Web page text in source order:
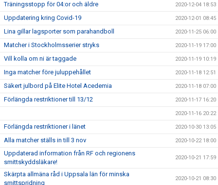
Träningsstopp för 04:or och äldre 2020-12-04 18:53
Uppdatering kring Covid-19 2020-12-01 08:45
Lina gillar lagsporter som parahandboll 2020-11-25 06:00
Matcher i Stockholmsserier stryks 2020-11-19 17:00
Vill kolla om ni är taggade 2020-11-19 10:19
Inga matcher före juluppehållet 2020-11-18 12:51
Säkert julbord på Elite Hotel Acedemia 2020-11-18 07:00
Förlängda restriktioner till 13/12 2020-11-17 16:20
2020-11-16 20:22
Förlängda restriktioner i länet 2020-10-30 13:05
Alla matcher ställs in till 3 nov 2020-10-22 18:00
Uppdaterad information från RF och regionens
smittskyddsläkare!
2020-10-21 17:59
Skärpta allmäna råd i Uppsala län för minska
smittspridning
2020-10-21 08:30